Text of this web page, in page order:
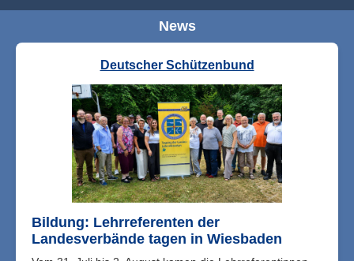
News
Deutscher Schützenbund
Bildung: Lehrreferenten der
Landesverbände tagen in Wiesbaden